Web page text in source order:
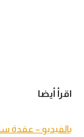
اقرأ أيضا
بالفيديو – عقدة